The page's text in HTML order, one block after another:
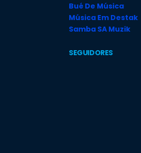
Bué De Música
Música Em Destak
Samba SA Muzik
SEGUIDORES